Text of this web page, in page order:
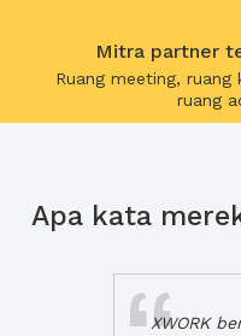
Mitra partner
Ruang meeting,
ruang
Apa kata
XWORK